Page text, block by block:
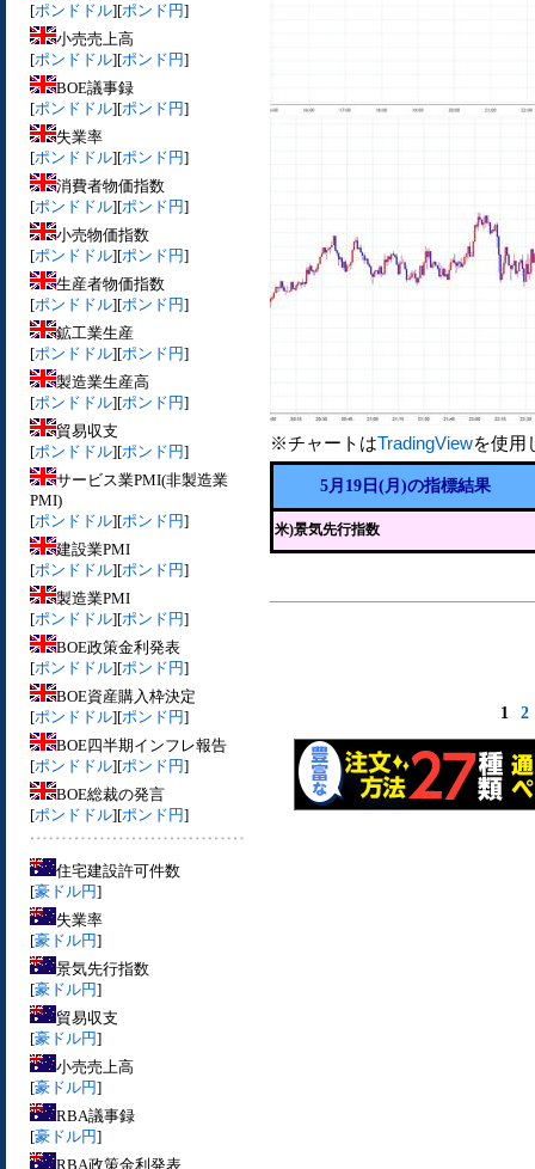
[ポンドドル][ポンド円]
小売売上高
[ポンドドル][ポンド円]
BOE議事録
[ポンドドル][ポンド円]
失業率
[ポンドドル][ポンド円]
消費者物価指数
[ポンドドル][ポンド円]
小売物価指数
[ポンドドル][ポンド円]
生産者物価指数
[ポンドドル][ポンド円]
鉱工業生産
[ポンドドル][ポンド円]
製造業生産高
[ポンドドル][ポンド円]
貿易収支
[ポンドドル][ポンド円]
サービス業PMI(非製造業
PMI)
[ポンドドル][ポンド円]
建設業PMI
[ポンドドル][ポンド円]
製造業PMI
[ポンドドル][ポンド円]
BOE政策金利発表
[ポンドドル][ポンド円]
BOE資産購入枠決定
[ポンドドル][ポンド円]
BOE四半期インフレ報告
[ポンドドル][ポンド円]
BOE総裁の発言
[ポンドドル][ポンド円]
住宅建設許可件数
[豪ドル円]
失業率
[豪ドル円]
景気先行指数
[豪ドル円]
貿易収支
[豪ドル円]
小売売上高
[豪ドル円]
RBA議事録
[豪ドル円]
RBA政策金利発表
※チャートはTradingViewを使用
5月19日(月)の指標結果
米)景気先行指数
1 2